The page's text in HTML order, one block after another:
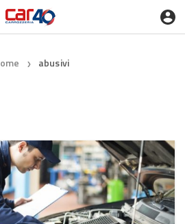
❯ abusivi